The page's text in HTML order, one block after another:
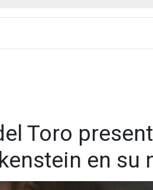
Toro
en su